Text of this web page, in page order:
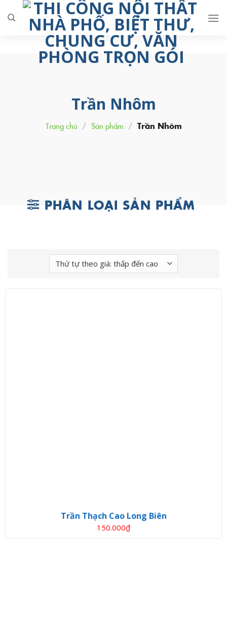
Trần Nhôm
Trang chủ / Sản phẩm / Trần Nhôm
PHÂN LOẠI SẢN PHẨM
Trần Thạch Cao Long Biên
150.000₫